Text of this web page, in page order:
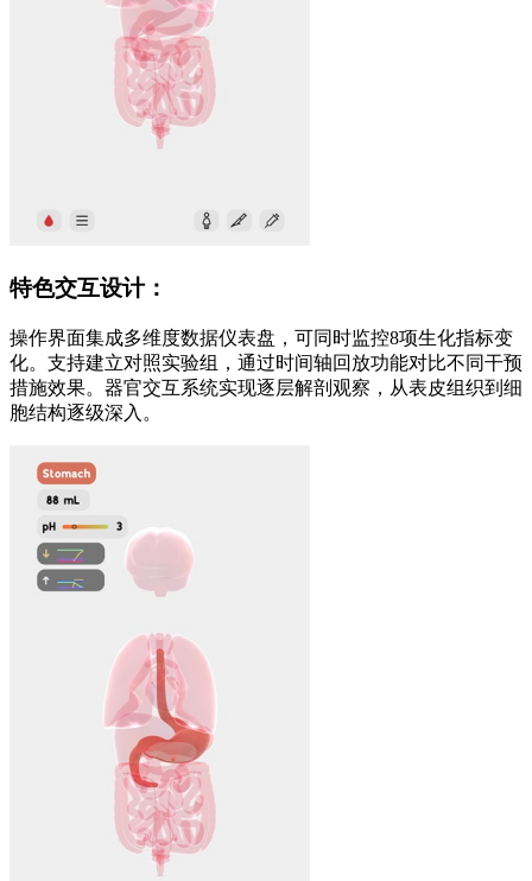
特色交互设计：
操作界面集成多维度数据仪表盘，可同时监控8项生化指标变
化。支持建立对照实验组，通过时间轴回放功能对比不同干预
措施效果。器官交互系统实现逐层解剖观察，从表皮组织到细
胞结构逐级深入。